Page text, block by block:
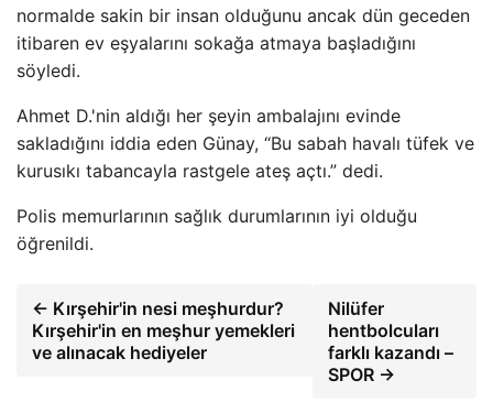
normalde sakin bir insan olduğunu ancak dün geceden
itibaren ev eşyalarını sokağa atmaya başladığını
söyledi.
Ahmet D.'nin aldığı her şeyin ambalajını evinde
sakladığını iddia eden Günay, “Bu sabah havalı tüfek ve
kurusıkı tabancayla rastgele ateş açtı.” dedi.
Polis memurlarının sağlık durumlarının iyi olduğu
öğrenildi.
← Kırşehir'in nesi meşhurdur?
Kırşehir'in en meşhur yemekleri
ve alınacak hediyeler
Nilüfer
hentbolcuları
farklı kazandı –
SPOR →